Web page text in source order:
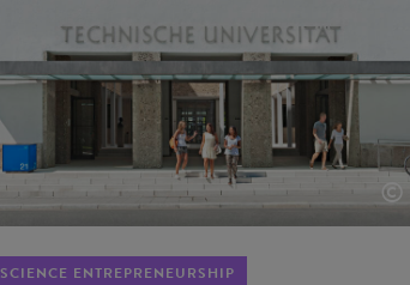
©
SCIENCE ENTREPRENEURSHIP